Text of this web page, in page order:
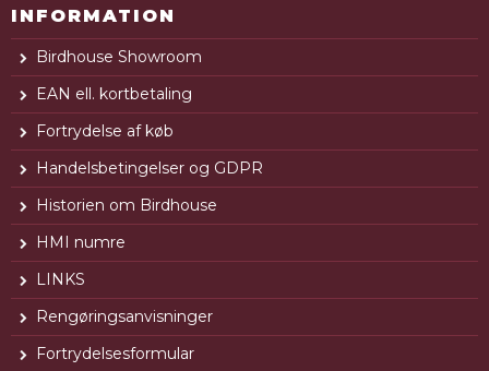
INFORMATION
Birdhouse Showroom
EAN ell. kortbetaling
Fortrydelse af køb
Handelsbetingelser og GDPR
Historien om Birdhouse
HMI numre
LINKS
Rengøringsanvisninger
Fortrydelsesformular